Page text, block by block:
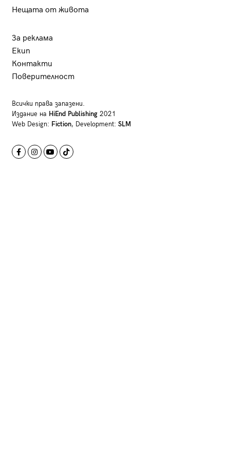
Нещата от живота
За реклама
Екип
Контакти
Поверителност
Всички права запазени.
Издание на HiEnd Publishing2021
Web Design: Fiction, Development: SLM